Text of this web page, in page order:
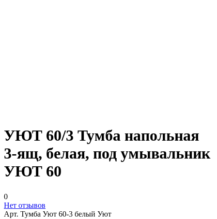
УЮТ 60/3 Тумба напольная
3-ящ, белая, под умывальник
УЮТ 60
0
Нет отзывов
Арт. Тумба Уют 60-3 белый Уют